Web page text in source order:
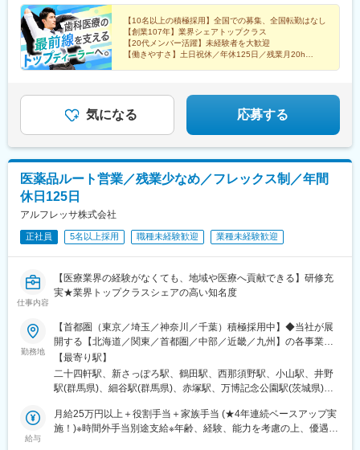
路店＜九州エリア＞■鹿児島支店■熊本店■沖縄店【本社】〒440-
8518 愛知県豊橋市八町通5-7☆豊橋駅より豊橋鉄道市内線乗車
『豊橋公園前下車』徒歩5分※敷地内喫煙可能場所あり
駅、神水交差点駅、美栄橋駅、日の出駅(東京都)、湯島駅、石川町
駅、八王子駅、ドーム前千代崎駅、騎射場駅、健軍校前駅、御茶
ノ水駅、関内駅、九条駅(大阪府)、二中通駅、八丁馬場駅
【10名以上の積極採用】全国での募集、全国転勤はなし
【創業107年】業界シェアトップクラス
【20代メンバー活躍】未経験者を大歓迎
【働きやすさ】土日祝休／年休125日／残業月20h
気になる 応募する
医薬品ルート営業／残業少なめ／フレックス制／年間
休日125日
アルフレッサ株式会社
正社員 5名以上採用 職種未経験歓迎 業種未経験歓迎
仕事内容
【医療業界の経験がなくても、地域や医療へ貢献できる】研修充
実★業界トップクラスシェアの高い知名度
勤務地
【首都圏（東京／埼玉／神奈川／千葉）積極採用中】◆当社が展
開する【北海道／関東／首都圏／中部／近畿／九州】の各事業所
へご希望を考慮した上で配属となります。【北海道】北海道【関
東】栃木／群馬／茨城／長野／山梨／新潟【首都圏】東京／埼玉
／神奈川／千葉★積極採用エリア【中部】静岡／愛知／三重／岐
／長崎／熊本／大分／宮崎／鹿児島各事業所の詳細については、
弊社HPよりご確認ください※「企業情報」→「拠点」よりご確認
【最寄り駅】
二十四軒駅、新さっぽろ駅、鶴田駅、西那須野駅、小山駅、井野
駅(群馬県)、細谷駅(群馬県)、赤塚駅、万博記念公園駅(茨城県)、
駅、寺尾駅、宮内駅(新潟県)、直江津駅、小川町駅(東京都)、江戸
川橋駅、竹ノ塚駅、小村井駅、井荻駅、志村三丁目駅、学芸大学
給与
月給25万円以上＋役割手当＋家族手当 (★4年連続ベースアップ実
施！)※時間外手当別途支給※年齢、経験、能力を考慮の上、優遇し